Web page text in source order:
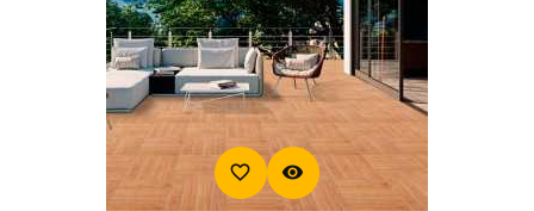
favorite_border visibility